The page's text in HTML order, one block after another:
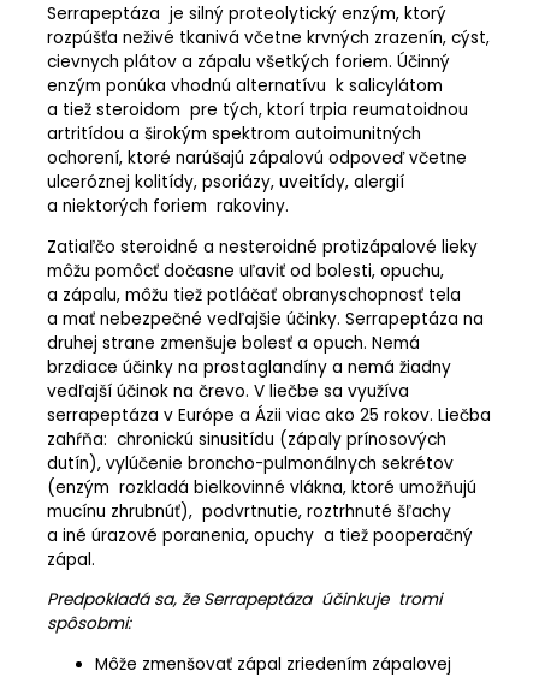
Serrapeptáza je silný proteolytický enzým, ktorý
rozpúšťa neživé tkanivá včetne krvných zrazenín, cýst,
cievnych plátov a zápalu všetkých foriem. Účinný
enzým ponúka vhodnú alternatívu k salicylátom
a tiež steroidom pre tých, ktorí trpia reumatoidnou
artritídou a širokým spektrom autoimunitných
ochorení, ktoré narúšajú zápalovú odpoveď včetne
ulceróznej kolitídy, psoriázy, uveitídy, alergií
a niektorých foriem rakoviny.
Zatiaľčo steroidné a nesteroidné protizápalové lieky
môžu pomôcť dočasne uľaviť od bolesti, opuchu,
a zápalu, môžu tiež potláčať obranyschopnosť tela
a mať nebezpečné vedľajšie účinky. Serrapeptáza na
druhej strane zmenšuje bolesť a opuch. Nemá
brzdiace účinky na prostaglandíny a nemá žiadny
vedľajší účinok na črevo. V liečbe sa využíva
serrapeptáza v Európe a Ázii viac ako 25 rokov. Liečba
zahŕňa: chronickú sinusitídu (zápaly prínosových
dutín), vylúčenie broncho-pulmonálnych sekrétov
(enzým rozkladá bielkovinné vlákna, ktoré umožňujú
mucínu zhrubnúť), podvrtnutie, roztrhnuté šľachy
a iné úrazové poranenia, opuchy a tiež pooperačný
zápal.
Predpokladá sa, že Serrapeptáza účinkuje tromi
spôsobmi:
Môže zmenšovať zápal zriedením zápalovej